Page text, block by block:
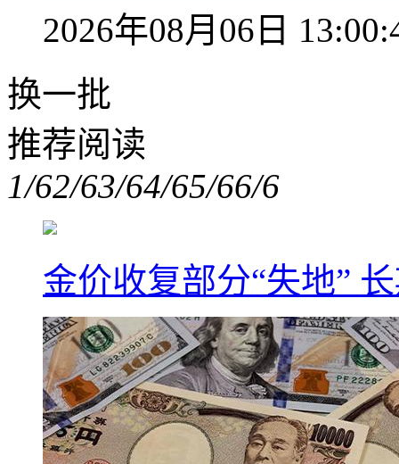
2026年08月06日
换一批
推荐阅读
1/62/63/64/65/66/6
金价收复部分“失地”